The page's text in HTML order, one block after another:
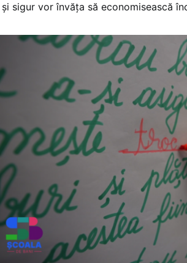
sigur vor învăța să economisească